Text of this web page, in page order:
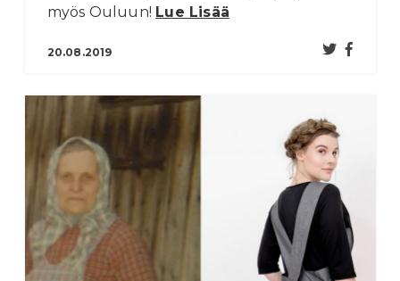
myös Ouluun! Lue Lisää
20.08.2019